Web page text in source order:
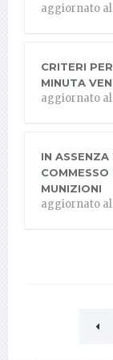
aggiornato al
CRITERI
MINUTA
aggiornato al
IN
COMMESSO
MUNIZIONI
aggiornato al